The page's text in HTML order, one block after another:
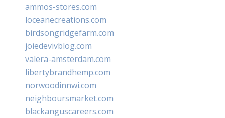
ammos-stores.com
loceanecreations.com
birdsongridgefarm.com
joiedevivblog.com
valera-amsterdam.com
libertybrandhemp.com
norwoodinnwi.com
neighboursmarket.com
blackanguscareers.com